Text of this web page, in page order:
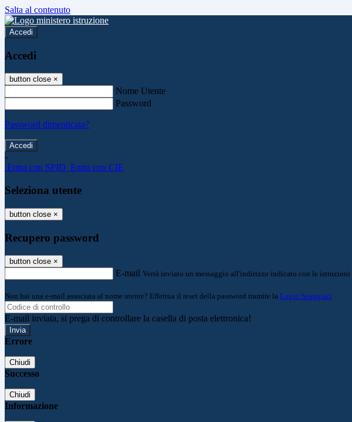
Salta al contenuto
Accedi
Accedi
button close ×
Nome Utente
Password
Password dimenticata?
-
Entra con SPID Entra con CIE
Seleziona utente
button close ×
Recupero password
button close ×
E-mail Verrà inviato un messaggio all'indirizzo indicato con le istruzioni
Non hai una e-mail associata al nome utente? Effettua il reset della password tramite la Login Spaggiari
E-mail inviata, si prega di controllare la casella di posta elettronica!
Errore
Chiudi
Successo
Chiudi
Informazione